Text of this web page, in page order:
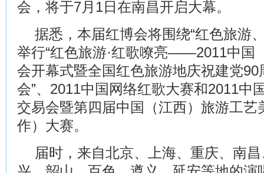
会，将于7月1日在南昌开启大幕。
据悉，本届红博会将围绕“红色旅游
举行“红色旅游·红歌嘹亮——2011中国
会开幕式暨全国红色旅游地庆祝建党
会”、2011中国网络红歌大赛和2011中
交易会暨第四届中国（江西）旅游工艺
作）大赛。
届时，来自北京、上海、重庆、南